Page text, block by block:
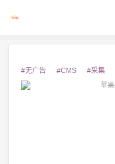
#无广告 #CMS #采集